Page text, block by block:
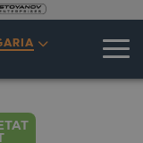
GALERIE
PREȚURI